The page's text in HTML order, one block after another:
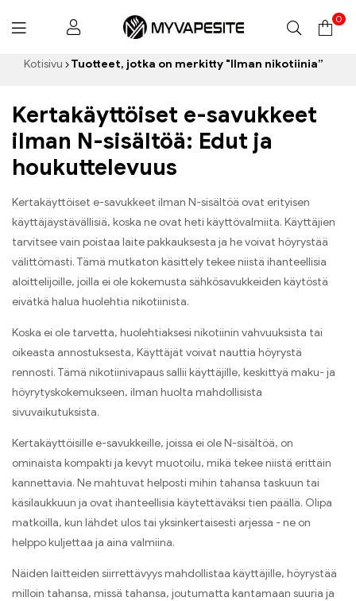
Myvapesite.de
0
Kotisivu Tuotteet, jotka on merkitty "Ilman nikotiinia”
Kertakäyttöiset e-savukkeet
ilman N-sisältöä: Edut ja
houkuttelevuus
Kertakäyttöiset e-savukkeet ilman N-sisältöä ovat erityisen
käyttäjäystävällisiä, koska ne ovat heti käyttövalmiita. Käyttäjien
tarvitsee vain poistaa laite pakkauksesta ja he voivat höyrystää
välittömästi. Tämä mutkaton käsittely tekee niistä ihanteellisia
aloittelijoille, joilla ei ole kokemusta sähkösavukkeiden käytöstä
eivätkä halua huolehtia nikotiinista.
Koska ei ole tarvetta, huolehtiaksesi nikotiinin vahvuuksista tai
oikeasta annostuksesta, Käyttäjät voivat nauttia höyrystä
rennosti. Tämä nikotiinivapaus sallii käyttäjille, keskittyä maku- ja
höyrytyskokemukseen, ilman huolta mahdollisista
sivuvaikutuksista.
Kertakäyttöisille e-savukkeille, joissa ei ole N-sisältöä, on
ominaista kompakti ja kevyt muotoilu, mikä tekee niistä erittäin
kannettavia. Ne mahtuvat helposti mihin tahansa taskuun tai
käsilaukkuun ja ovat ihanteellisia käytettäväksi tien päällä. Olipa
matkoilla, kun lähdet ulos tai yksinkertaisesti arjessa - ne on
helppo kuljettaa ja aina valmiina.
Näiden laitteiden siirrettävyys mahdollistaa käyttäjille, höyrystää
milloin tahansa, missä tahansa, joutumatta kantamaan suuria ja